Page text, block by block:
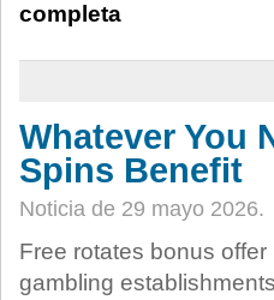
completa
Whatever You
Spins Benefit
Noticia de 29 mayo 2026.
Free rotates bonus
gambling